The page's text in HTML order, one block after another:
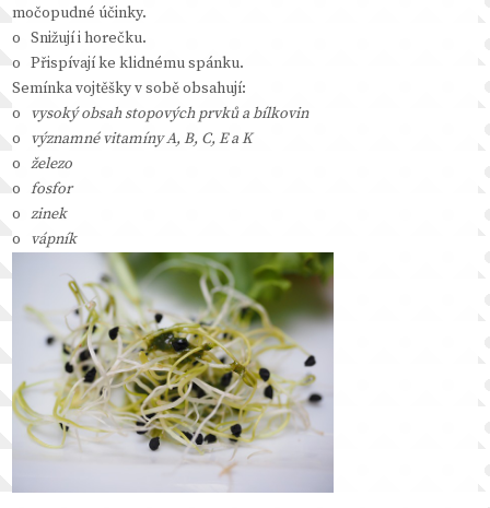
močopudné účinky.
o Snižují i horečku.
o Přispívají ke klidnému spánku.
Semínka vojtěšky v sobě obsahují:
o vysoký obsah stopových prvků a bílkovin
o významné vitamíny A, B, C, E a K
oželezo
ofosfor
ozinek
o vápník